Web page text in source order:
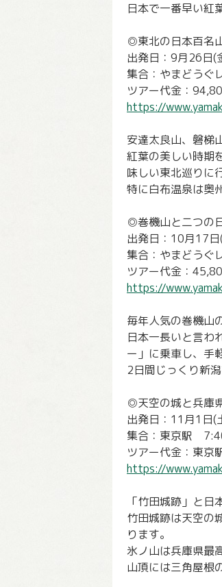
日本で一番早い紅
◎東北の日本百名
出発日：9月26日(
集合：やまどう
ツアー代金：
https://
安達太良山、磐梯
紅葉の美しい時期
味しい東北巡りに
特に白布温泉は奥
◎巻機山と二つの
出発日：10月17
集合：やまどう
ツアー代金：
https://
毎年人気の巻機山
日本一長いと言わ
ー」に乗車し、手
2日間じっくり新
◎天空の城と兵庫
出発日：11月1日(
集合：東京駅
ツアー代金：東
https://
「竹田城跡」と
竹田城跡は天空の
ります。
氷ノ山は兵庫県最
山頂には三角屋根